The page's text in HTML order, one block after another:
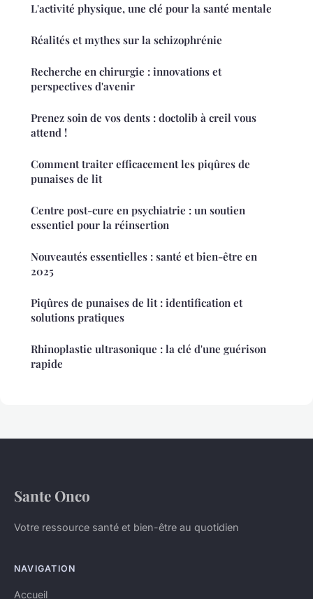
L'activité physique, une clé pour la santé mentale
Réalités et mythes sur la schizophrénie
Recherche en chirurgie : innovations et
perspectives d'avenir
Prenez soin de vos dents : doctolib à creil vous
attend !
Comment traiter efficacement les piqûres de
punaises de lit
Centre post-cure en psychiatrie : un soutien
essentiel pour la réinsertion
Nouveautés essentielles : santé et bien-être en
2025
Piqûres de punaises de lit : identification et
solutions pratiques
Rhinoplastie ultrasonique : la clé d'une guérison
rapide
Sante Onco
Votre ressource santé et bien-être au quotidien
NAVIGATION
Accueil